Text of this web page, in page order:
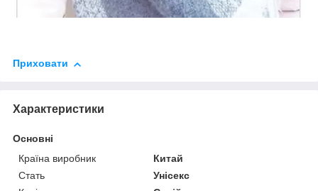
Приховати
Характеристики
Основні
Країна виробник
Китай
Стать
Унісекс